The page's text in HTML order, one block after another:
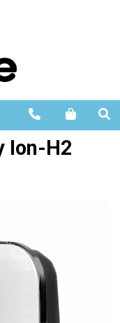
Ion-H2